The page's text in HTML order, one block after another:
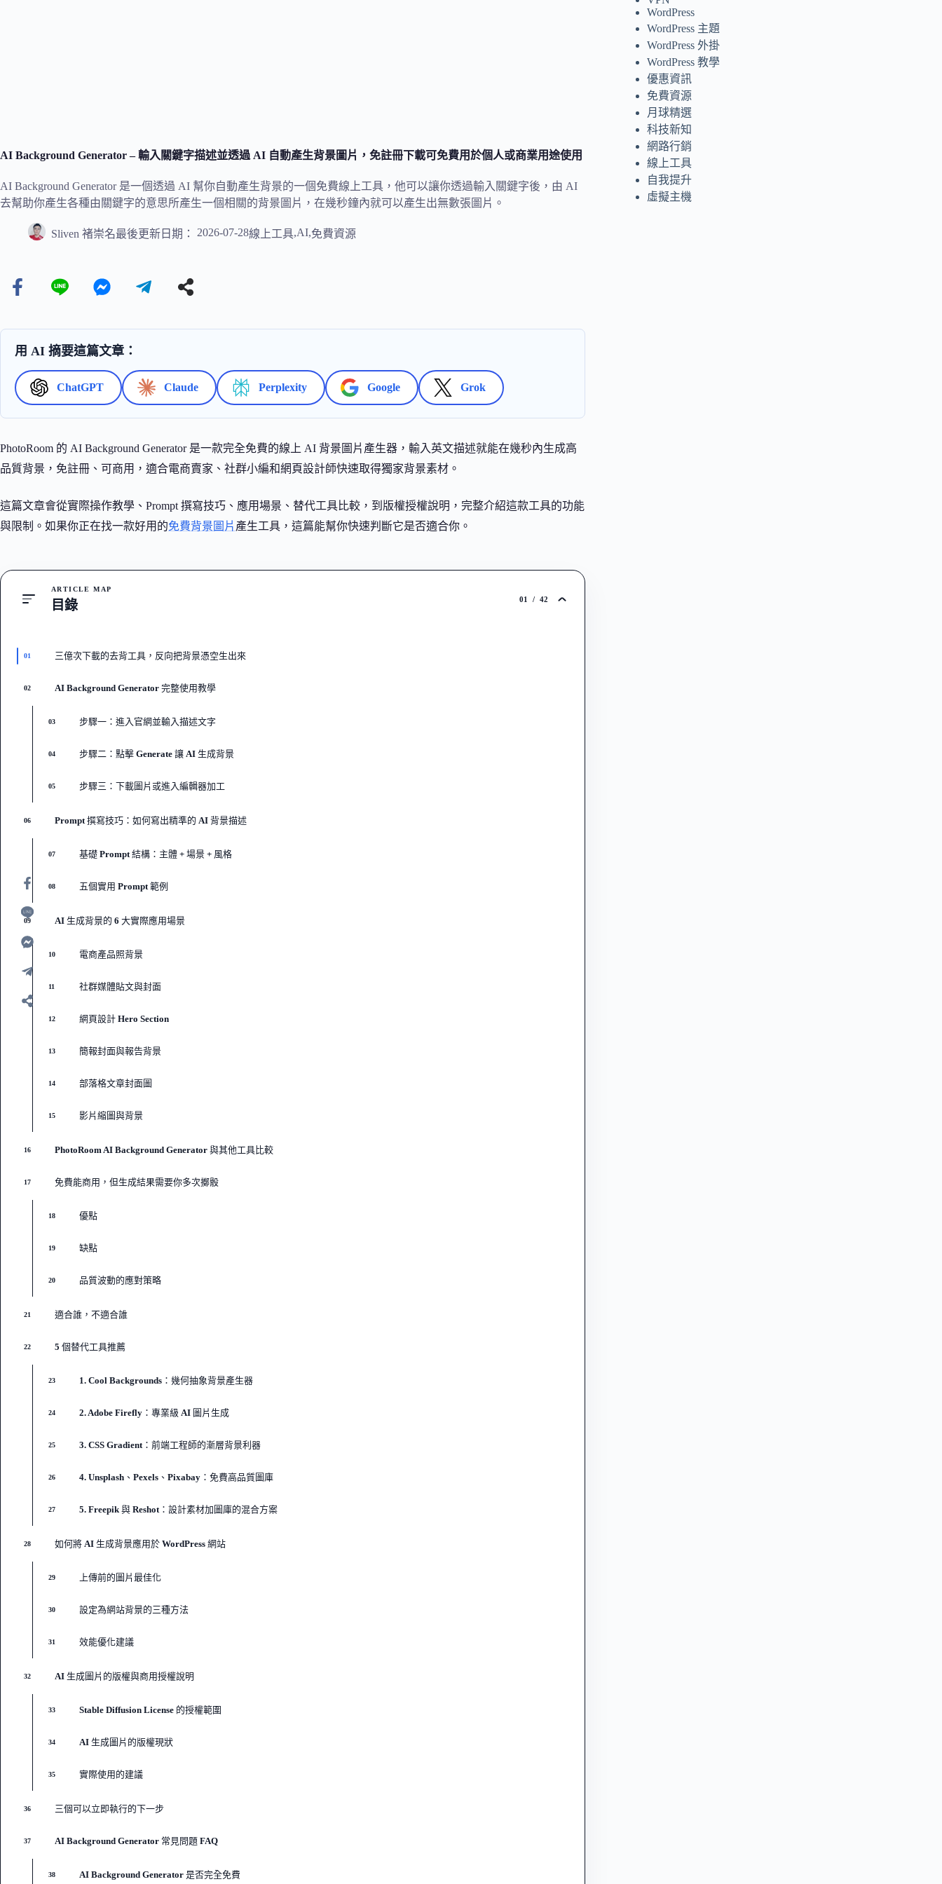
AI Background Generator – 輸入關鍵字描述並透過 AI 自動產生背景圖片，免註冊下載可免費用於個人或商業用途使用
AI Background Generator 是一個透過 AI 幫你自動產生背景的一個免費線上工具，他可以讓你透過輸入關鍵字後，由 AI
去幫助你產生各種由關鍵字的意思所產生一個相關的背景圖片，在幾秒鐘內就可以產生出無數張圖片。
Sliven 褚崇名最後更新日期： 2026-07-28線上工具,AI,免費資源
用 AI 摘要這篇文章：
ChatGPT Claude Perplexity Google Grok
PhotoRoom 的 AI Background Generator 是一款完全免費的線上 AI 背景圖片產生器，輸入英文描述就能在幾秒內生成高
品質背景，免註冊、可商用，適合電商賣家、社群小編和網頁設計師快速取得獨家背景素材。
這篇文章會從實際操作教學、Prompt 撰寫技巧、應用場景、替代工具比較，到版權授權說明，完整介紹這款工具的功能
與限制。如果你正在找一款好用的免費背景圖片 產生工具，這篇能幫你快速判斷它是否適合你。
ARTICLE MAP
目錄 01 / 42
01 三億次下載的去背工具，反向把背景憑空生出來
02 AI Background Generator 完整使用教學
03 步驟一：進入官網並輸入描述文字
04 步驟二：點擊 Generate 讓 AI 生成背景
05 步驟三：下載圖片或進入編輯器加工
06 Prompt 撰寫技巧：如何寫出精準的 AI 背景描述
07 基礎 Prompt 結構：主體 + 場景 + 風格
08 五個實用 Prompt 範例
09 AI 生成背景的 6 大實際應用場景
10 電商產品照背景
11 社群媒體貼文與封面
12 網頁設計 Hero Section
13 簡報封面與報告背景
14 部落格文章封面圖
15 影片縮圖與背景
16 PhotoRoom AI Background Generator 與其他工具比較
17 免費能商用，但生成結果需要你多次擲骰
18 優點
19 缺點
20 品質波動的應對策略
21 適合誰，不適合誰
22 5 個替代工具推薦
23 1. Cool Backgrounds：幾何抽象背景產生器
24 2. Adobe Firefly：專業級 AI 圖片生成
25 3. CSS Gradient：前端工程師的漸層背景利器
26 4. Unsplash、Pexels、Pixabay：免費高品質圖庫
27 5. Freepik 與 Reshot：設計素材加圖庫的混合方案
28 如何將 AI 生成背景應用於 WordPress 網站
29 上傳前的圖片最佳化
30 設定為網站背景的三種方法
31 效能優化建議
32 AI 生成圖片的版權與商用授權說明
33 Stable Diffusion License 的授權範圍
34 AI 生成圖片的版權現狀
35 實際使用的建議
36 三個可以立即執行的下一步
37 AI Background Generator 常見問題 FAQ
38 AI Background Generator 是否完全免費
WordPress
WordPress 主題
WordPress 外掛
WordPress 教學
優惠資訊
免費資源
月球精選
科技新知
網路行銷
線上工具
自我提升
虛擬主機